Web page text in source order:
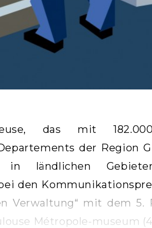
das mit
der Region
in ländlichen
den
Verwaltung“ mit dem 5.
Métropole-museum